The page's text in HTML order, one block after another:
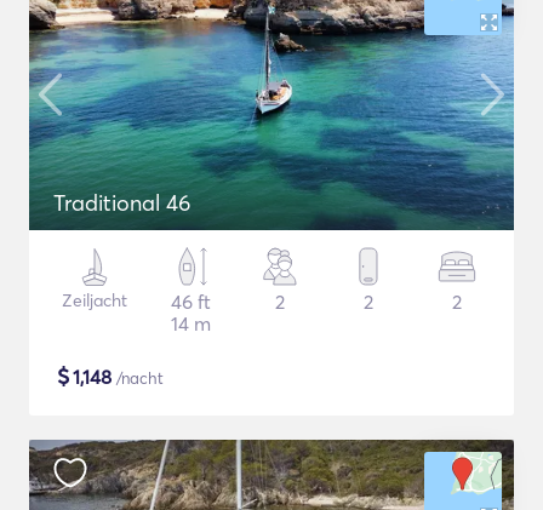
Traditional 46
Zeiljacht
46 ft
14 m
2 2 2
$1,148 /nacht